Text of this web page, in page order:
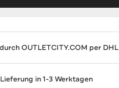
OUTLETCITY.COM per DHL
in 1-3 Werktagen